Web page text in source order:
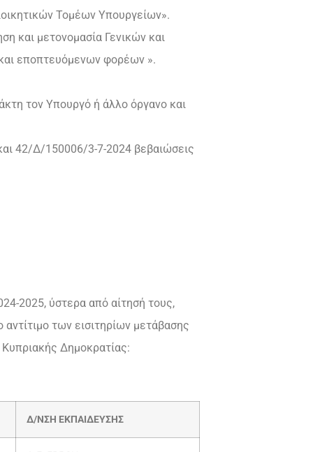
Τομέων Υπουργείων».
και μετονομασία Γενικών και
εποπτευόμενων φορέων ».
τον Υπουργό ή άλλο όργανο και
42/Δ/150006/3-7-2024 βεβαιώσεις
2025, ύστερα από αίτησή τους,
των εισιτηρίων μετάβασης
Δημοκρατίας:
Δ/ΝΣΗ ΕΚΠΑΙΔΕΥΣΗΣ